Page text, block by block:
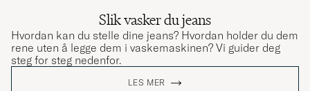
Slik vasker du jeans
Hvordan kan du stelle dine jeans? Hvordan holder du dem
rene uten å legge dem i vaskemaskinen? Vi guider deg
steg for steg nedenfor.
LES MER